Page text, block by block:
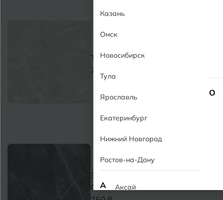
Тина GL Tina GL
750 ₽
Эспио черный GL Espio Black
GL
Казань
Омск
Новосибирск
Тула
Ярославль
Екатеринбург
Нижний Новгород
Ростов-на-Дону
А Аксай
О